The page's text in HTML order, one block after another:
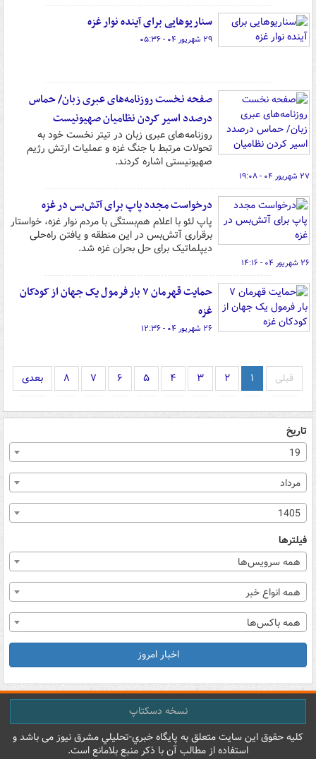
سناریوهایی برای آینده نوار غزه
۲۹ شهریور ۰۴ - ۰۵:۳۶
صفحه نخست روزنامه‌های عبری زبان/ حماس
درصدد اسیر کردن نظامیان صهیونیست
روزنامه‌های عبری زبان در تیتر نخست خود به
تحولات مرتبط با جنگ غزه و عملیات ارتش رژیم
صهیونیستی اشاره کردند.
۲۷ شهریور ۰۴ - ۱۹:۰۸
درخواست مجدد پاپ برای آتش‌بس در غزه
پاپ لئو با اعلام هم‌بستگی با مردم نوار غزه، خواستار
برقراری آتش‌بس در این منطقه و یافتن راه‌حلی
دیپلماتیک برای حل بحران غزه شد.
۲۶ شهریور ۰۴ - ۱۴:۱۶
حمایت قهرمان ۷ بار فرمول یک جهان از کودکان
غزه
۲۶ شهریور ۰۴ - ۱۲:۳۶
قبلی ۱ ۲ ۳ ۴ ۵ ۶ ۷ ۸ بعدی
تاریخ
19
مرداد
1405
فیلترها
همه سرویس‌ها
همه انواع خبر
همه باکس‌ها
اخبار امروز
نسخه دسکتاپ
کليه حقوق اين سايت متعلق به پایگاه خبري-تحليلي مشرق نيوز می باشد و
استفاده از مطالب آن با ذکر منبع بلامانع است.